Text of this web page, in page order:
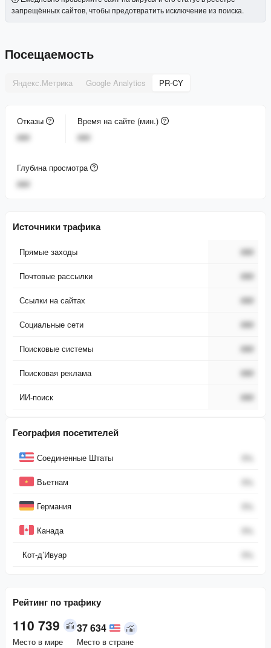
запрещённых сайтов, чтобы предотвратить исключение из поиска.
Посещаемость
Яндекс.Метрика Google Analytics PR-CY
Отказы
###
Время на сайте (мин.)
###
Глубина просмотра
###
Источники трафика
Прямые заходы ###
Почтовые рассылки ###
Ссылки на сайтах ###
Социальные сети ###
Поисковые системы ###
Поисковая реклама ###
ИИ-поиск ###
География посетителей
СтранаСоединенные Штаты 0%
Вьетнам 0%
Германия 0%
Канада 0%
Кот-д’Ивуар 0%
Рейтинг по трафику
110 739
Место в мире
37 634
Место в стране